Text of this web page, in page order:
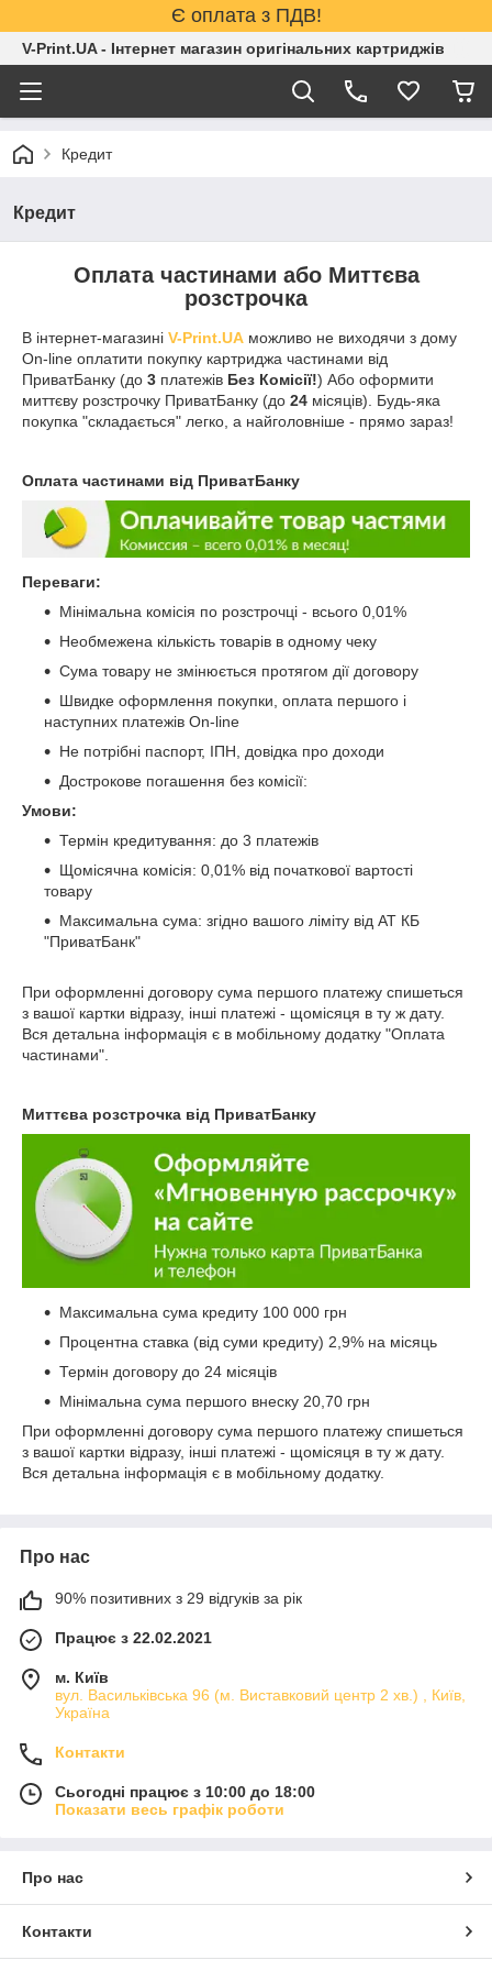
Є оплата з ПДВ!
V-Print.UA - Інтернет магазин оригінальних картриджів
Кредит
Кредит
Оплата частинами або Миттєва
розстрочка
В інтернет-магазині V-Print.UA можливо не виходячи з дому
On-line оплатити покупку картриджа частинами від
ПриватБанку (до 3 платежів Без Комісії!) Або оформити
миттєву розстрочку ПриватБанку (до 24 місяців). Будь-яка
покупка "складається" легко, а найголовніше - прямо зараз!
Оплата частинами від ПриватБанку
Переваги:
Мінімальна комісія по розстрочці - всього 0,01%
Необмежена кількість товарів в одному чеку
Сума товару не змінюється протягом дії договору
Швидке оформлення покупки, оплата першого і
наступних платежів On-line
Не потрібні паспорт, ІПН, довідка про доходи
Дострокове погашення без комісії:
Умови:
Термін кредитування: до 3 платежів
Щомісячна комісія: 0,01% від початкової вартості
товару
Максимальна сума: згідно вашого ліміту від АТ КБ
"ПриватБанк"
При оформленні договору сума першого платежу спишеться
з вашої картки відразу, інші платежі - щомісяця в ту ж дату.
Вся детальна інформація є в мобільному додатку "Оплата
частинами".
Миттєва розстрочка від ПриватБанку
Максимальна сума кредиту 100 000 грн
Процентна ставка (від суми кредиту) 2,9% на місяць
Термін договору до 24 місяців
Мінімальна сума першого внеску 20,70 грн
При оформленні договору сума першого платежу спишеться
з вашої картки відразу, інші платежі - щомісяця в ту ж дату.
Вся детальна інформація є в мобільному додатку.
Про нас
90% позитивних з 29 відгуків за рік
Працює з 22.02.2021
м. Київ
вул. Васильківська 96 (м. Виставковий центр 2 хв.) , Київ,
Україна
Контакти
Сьогодні працює з 10:00 до 18:00
Показати весь графік роботи
Про нас
Контакти